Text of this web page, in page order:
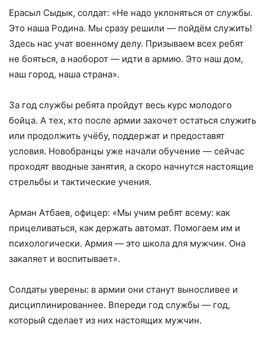
Ерасыл Сыдык, солдат: «Не надо уклоняться от службы.
Это наша Родина. Мы сразу решили — пойдём служить!
Здесь нас учат военному делу. Призываем всех ребят
не бояться, а наоборот — идти в армию. Это наш дом,
наш город, наша страна».
За год службы ребята пройдут весь курс молодого
бойца. А тех, кто после армии захочет остаться служить
или продолжить учёбу, поддержат и предоставят
условия. Новобранцы уже начали обучение — сейчас
проходят вводные занятия, а скоро начнутся настоящие
стрельбы и тактические учения.
Арман Атбаев, офицер: «Мы учим ребят всему: как
прицеливаться, как держать автомат. Помогаем им и
психологически. Армия — это школа для мужчин. Она
закаляет и воспитывает».
Солдаты уверены: в армии они станут выносливее и
дисциплинированнее. Впереди год службы — год,
который сделает из них настоящих мужчин.